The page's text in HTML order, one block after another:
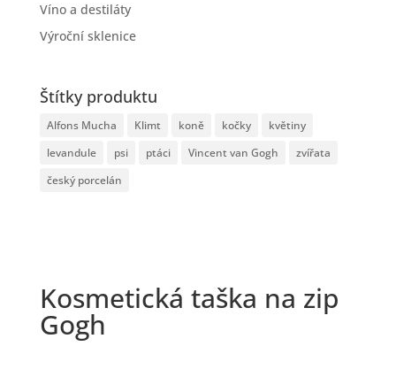
Víno a destiláty
Výroční sklenice
Štítky produktu
Alfons Mucha Klimt koně kočky
květiny
levandule
psi ptáci Vincent van Gogh
zvířata
český porcelán
Kosmetická taška na zip
Gogh